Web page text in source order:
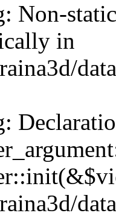
Non-
in